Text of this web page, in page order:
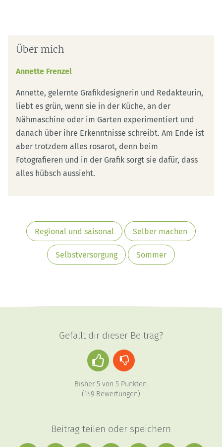
Über mich
Annette Frenzel
Annette, gelernte Grafikdesignerin und Redakteurin,
liebt es grün, wenn sie in der Küche, an der
Nähmaschine oder im Garten experimentiert und
danach über ihre Erkenntnisse schreibt. Am Ende ist
aber trotzdem alles rosarot, denn beim
Fotografieren und in der Grafik sorgt sie dafür, dass
alles hübsch aussieht.
Regional und saisonal Selber machen
Selbstversorgung Sommer
Gefällt dir dieser Beitrag?
Daumen
hoch
Daumen
Bisher 5 von 5 Punkten.
(149 Bewertungen)
Beitrag teilen oder speichern